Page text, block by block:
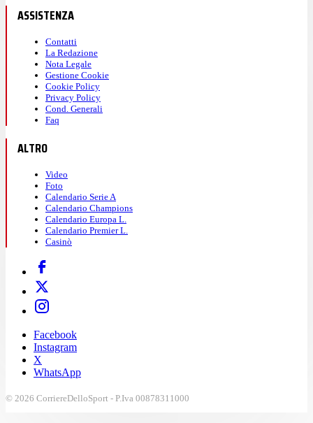
ASSISTENZA
Contatti
La Redazione
Nota Legale
Gestione Cookie
Cookie Policy
Privacy Policy
Cond. Generali
Faq
ALTRO
Video
Foto
Calendario Serie A
Calendario Champions
Calendario Europa L.
Calendario Premier L.
Casinò
Facebook
Instagram
X
WhatsApp
© 2026 CorriereDelloSport - P.Iva 00878311000